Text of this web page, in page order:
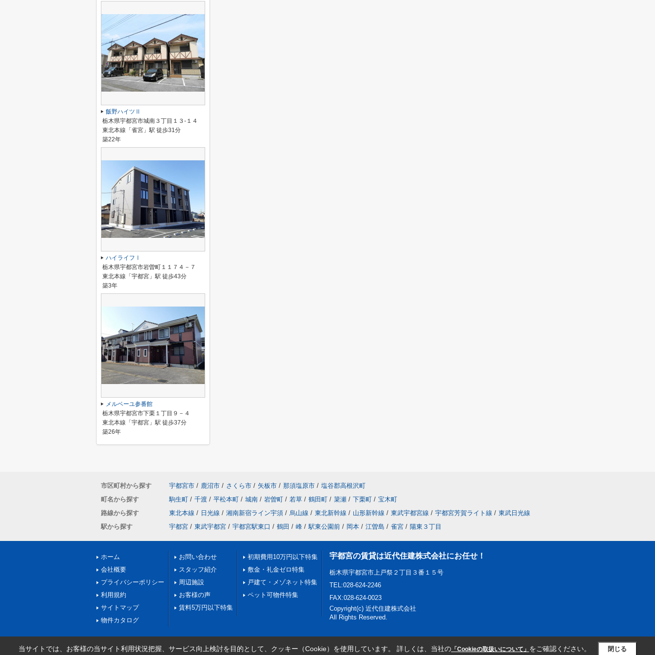
飯野ハイツⅡ
栃木県宇都宮市城南３丁目１３-１４
東北本線「雀宮」駅 徒歩31分
築22年
ハイライフⅠ
栃木県宇都宮市岩曽町１１７４－７
東北本線「宇都宮」駅 徒歩43分
築3年
メルベーユ参番館
栃木県宇都宮市下栗１丁目９－４
東北本線「宇都宮」駅 徒歩37分
築26年
市区町村から探す 宇都宮市 / 鹿沼市 / さくら市 / 矢板市 / 那須塩原市 / 塩谷郡高根沢町
町名から探す
駒生町 / 千渡 / 平松本町 / 城南 / 岩曽町 / 若草 / 鶴田町 / 簗瀬 / 下栗町 / 宝木町
路線から探す
東北本線 / 日光線 / 湘南新宿ライン宇須 / 烏山線 / 東北新幹線 / 山形新幹線 / 東武宇都宮線 / 宇都宮芳賀ライト線 / 東武日光線
駅から探す
宇都宮 / 東武宇都宮 / 宇都宮駅東口 / 鶴田 / 峰 / 駅東公園前 / 岡本 / 江曽島 / 雀宮 / 陽東３丁目
ホーム
会社概要
プライバシーポリシー
利用規約
サイトマップ
物件カタログ
お問い合わせ
スタッフ紹介
周辺施設
お客様の声
賃料5万円以下特集
初期費用10万円以下特集
敷金・礼金ゼロ特集
戸建て・メゾネット特集
ペット可物件特集
宇都宮の賃貸は近代住建株式会社にお任せ！
栃木県宇都宮市上戸祭２丁目３番１５号
TEL:028-624-2246
FAX:028-624-0023
Copyright(c) 近代住建株式会社
All Rights Reserved.
当サイトでは、お客様の当サイト利用状況把握、サービス向上検討を目的として、クッキー（Cookie）を使用しています。 詳しくは、当社の「Cookieの取扱いについて」 をご確認ください。 閉じる